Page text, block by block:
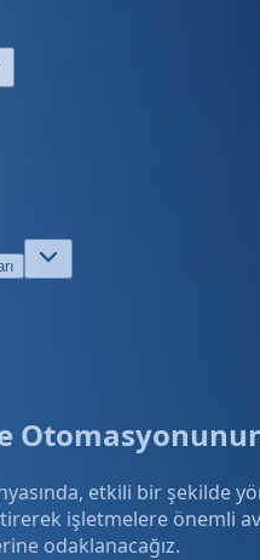
etkili bir şekilde
işletmelere önemli
odaklanacağız.